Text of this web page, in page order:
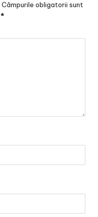
Câmpurile obligatorii sunt
*